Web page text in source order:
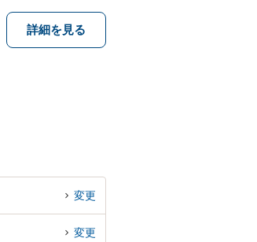
詳細を見る
変更
変更